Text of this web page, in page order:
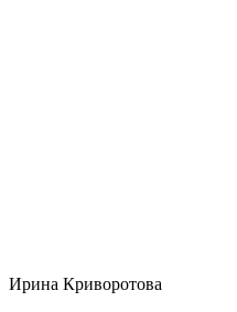
Ирина Криворотова